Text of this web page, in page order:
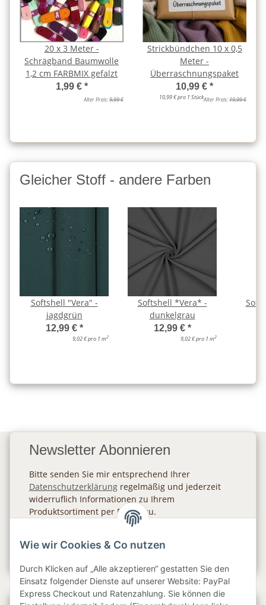
20 x 3 Meter -
Schrägband Baumwolle
1,2 cm FARBMIX gefalzt
1,99 € *
Alter Preis:9,99 €
Strickbündchen 10 x 0,5
Meter -
Überraschnungspaket
10,99 € *
10,99 € pro 1 StückAlter Preis:19,99 €
Gleicher Stoff - andere Farben
Softshell "Vera" -
jagdgrün
12,99 € *
9,02 € pro 1 m2
Softshell *Vera* -
dunkelgrau
12,99 € *
9,02 € pro 1 m2
Newsletter Abonnieren
Bitte senden Sie mir entsprechend Ihrer
Datenschutzerklärung regelmäßig und jederzeit
widerruflich Informationen zu Ihrem
Produktsortiment per E-Mail zu.
Wie wir Cookies & Co nutzen
Durch Klicken auf „Alle akzeptieren“ gestatten Sie den
Einsatz folgender Dienste auf unserer Website: PayPal
Express Checkout und Ratenzahlung. Sie können die